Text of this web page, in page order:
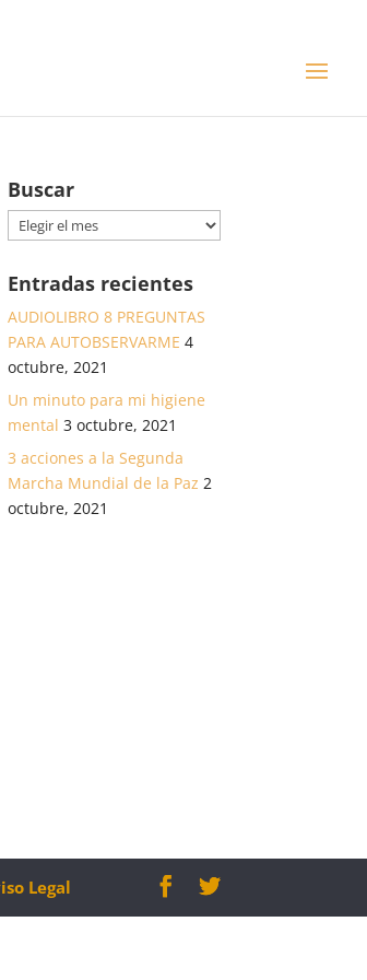
Buscar
Buscar
Entradas recientes
AUDIOLIBRO 8 PREGUNTAS
PARA AUTOBSERVARME 4
octubre, 2021
Un minuto para mi higiene
mental 3 octubre, 2021
3 acciones a la Segunda
Marcha Mundial de la Paz 2
octubre, 2021
Legal